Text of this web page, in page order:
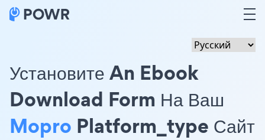
Установите An Ebook
Download Form На Ваш
Mopro Platform_type Сайт